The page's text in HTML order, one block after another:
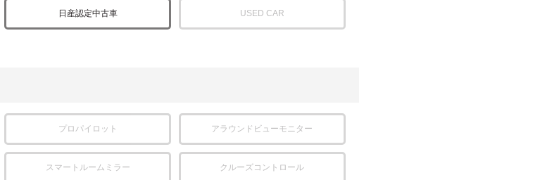
日産認定中古車 USED CAR
プロパイロット アラウンドビューモニター
スマートルームミラー クルーズコントロール